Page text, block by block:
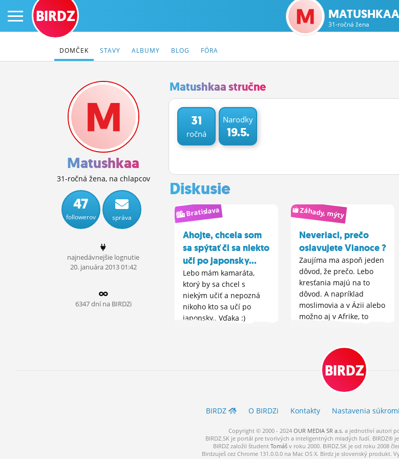
PRIHLÁS SA
ČINŽIAK
FÓRUM
STATUSY
BLOGY
OBRÁZKY
MÔJ PROFIL
ROLETA
BIRDZ MATUSHKAA
31-ročná žena
DOMČEK STAVY ALBUMY BLOG FÓRA
Matushkaa
31-ročná žena, na chlapcov
47
followerov správa
najnedávnejšie lognutie
20. januára2013 01:42
6347 dní na BIRDZi
Matushkaa stručne
31
ročná
Narodky
19.5.
Diskusie
Bratislava
Ahojte, chcela som
sa spýtať či sa niekto
učí po japonsky...
Lebo mám kamaráta,
ktorý by sa chcel s
niekým učiť a nepozná
nikoho kto sa učí po
japonsky.. Vďaka :)
Záhady, mýty
Neveriaci, prečo
oslavujete Vianoce ?
Zaujíma ma aspoň jeden
dôvod, že prečo. Lebo
kresťania majú na to
dôvod. A napríklad
moslimovia a v Ázii alebo
možno aj v Afrike, to
protestanti oslavujú
Vianoce, keď je...
BIRDZ
BIRDZ O BIRDZi Kontakty Nastavenia
Copyright © 2000 - 2024 OUR MEDIA SR a.s. a jednotliví autori
BIRDZ.SK je portál pre tvorivých a inteligentných mladých ľudí. BIRDZ®
BIRDZ založil študent Tomáš v roku 2000. BIRDZ.SK je od roku 2008
Birdzuješ cez Chrome 131.0.0.0 na Mac OS X. Birdz je slovenský produkt.